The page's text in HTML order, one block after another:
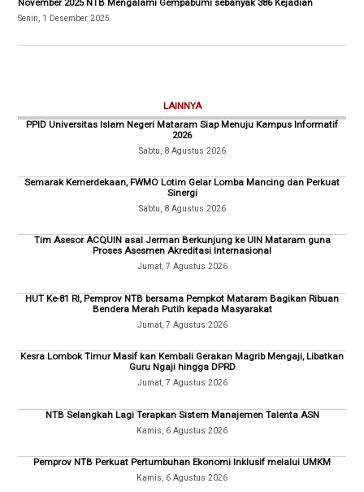
November 2025 NTB Mengalami Gempabumi sebanyak 386 Kejadian
Senin, 1 Desember 2025
LAINNYA
PPID Universitas Islam Negeri Mataram Siap Menuju Kampus Informatif
2026
Sabtu, 8 Agustus 2026
Semarak Kemerdekaan, FWMO Lotim Gelar Lomba Mancing dan Perkuat
Sinergi
Sabtu, 8 Agustus 2026
Tim Asesor ACQUIN asal Jerman Berkunjung ke UIN Mataram guna
Proses Asesmen Akreditasi Internasional
Jumat, 7 Agustus 2026
HUT Ke-81 RI, Pemprov NTB bersama Pempkot Mataram Bagikan Ribuan
Bendera Merah Putih kepada Masyarakat
Jumat, 7 Agustus 2026
Kesra Lombok Timur Masif kan Kembali Gerakan Magrib Mengaji, Libatkan
Guru Ngaji hingga DPRD
Jumat, 7 Agustus 2026
NTB Selangkah Lagi Terapkan Sistem Manajemen Talenta ASN
Kamis, 6 Agustus 2026
Pemprov NTB Perkuat Pertumbuhan Ekonomi Inklusif melalui UMKM
Kamis, 6 Agustus 2026